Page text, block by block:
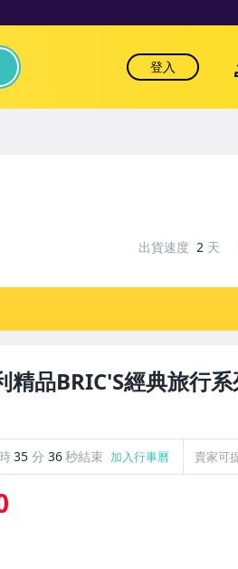
登入
精品BRIC'S經典旅行
時35 分 35秒結束 加入行事曆 賣家可
出貨速度 2 天